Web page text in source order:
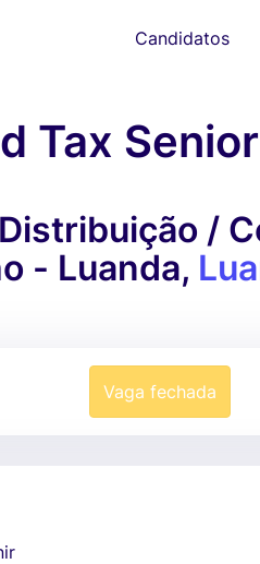
Candidatos
Tax
/
- Luanda,
Vaga fechada